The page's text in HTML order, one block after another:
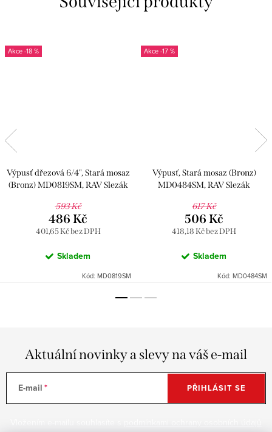
-18 %
Výpusť dřezová 6/4", Stará mosaz
(Bronz) MD0819SM, RAV Slezák
593 Kč
401,65 Kč bez DPH
486 Kč
Skladem
Kód: MD0819SM
-17 %
Výpusť, Stará mosaz (Bronz)
MD0484SM, RAV Slezák
617 Kč
418,18 Kč bez DPH
506 Kč
Skladem
Kód: MD0484SM
Aktuální novinky a slevy na váš e-mail
E-mail PŘIHLÁSIT SE